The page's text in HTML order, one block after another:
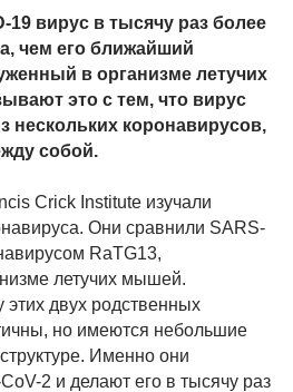
вирус в тысячу раз более
чем его ближайший
в организме летучих
это с тем, что вирус
нескольких коронавирусов,
собой.
Crick Institute изучали
Они сравнили SARS-
RaTG13,
летучих мышей.
двух родственных
но имеются небольшие
Именно они
2 и делают его в тысячу раз